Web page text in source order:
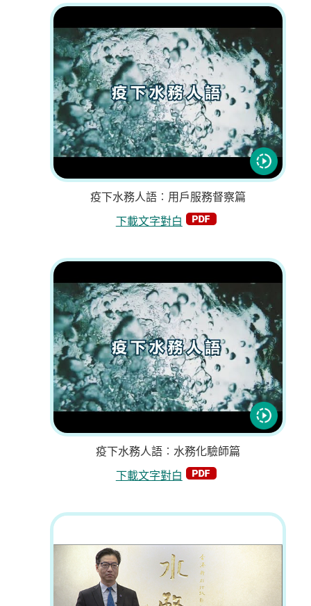
疫下水務人語︰用戶服務督察篇
下載文字對白
疫下水務人語︰水務化驗師篇
下載文字對白